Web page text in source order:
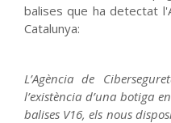
balises que ha detectat
Catalunya:
L’Agència de
l’existència d’una botiga
balises V16, els nous